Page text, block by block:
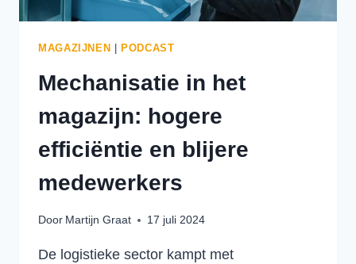
MAGAZIJNEN PODCAST
Mechanisatie in het
magazijn: hogere
efficiëntie en blijere
medewerkers
Door Martijn Graat 17 juli 2024
De logistieke sector kampt met